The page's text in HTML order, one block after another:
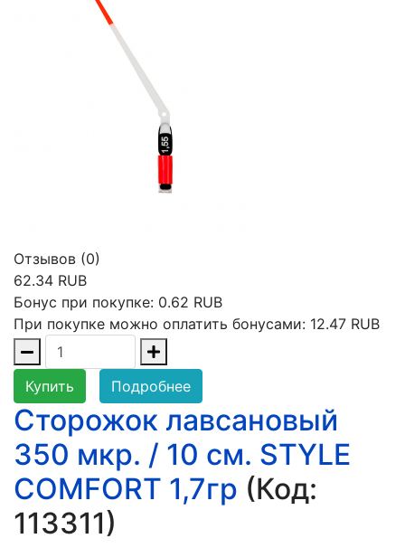
Отзывов (0)
62.34 RUB
Бонус при покупке: 0.62 RUB
При покупке можно оплатить бонусами: 12.47 RUB
Купить Подробнее
Сторожок лавсановый
350 мкр. / 10 см. STYLE
COMFORT 1,7гр (Код:
113311)